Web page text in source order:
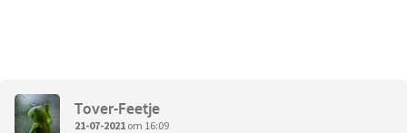
Tover-Feetje
21-07-2021 om 16:09